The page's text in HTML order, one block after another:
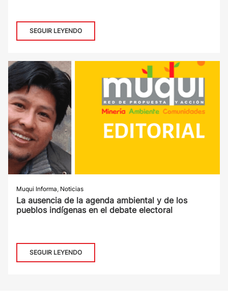
SEGUIR LEYENDO
Muqui Informa, Noticias
La ausencia de la agenda ambiental y de los
pueblos indígenas en el debate electoral
SEGUIR LEYENDO